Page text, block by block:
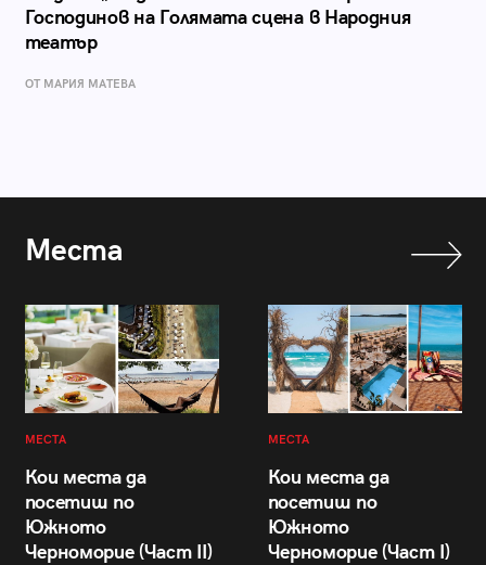
Господинов на Голямата сцена в Народния
театър
ОТ МАРИЯ МАТЕВА
Места
МЕСТА
Кои места да
посетиш по
Южното
Черноморие (Част II)
МЕСТА
Кои места да
посетиш по
Южното
Черноморие (Част I)